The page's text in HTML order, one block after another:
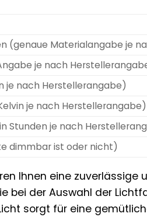
(genaue Materialangabe je
je nach
je nach Herstellerangabe)
je nach
Stunden je nach
dimmbar ist oder nicht)
Ihnen eine zuverlässige
bei der Auswahl der
sorgt für eine